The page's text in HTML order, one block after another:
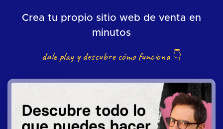
Crea tu propio sitio web de venta en
minutos
dale play y descubre cómo funciona 👇